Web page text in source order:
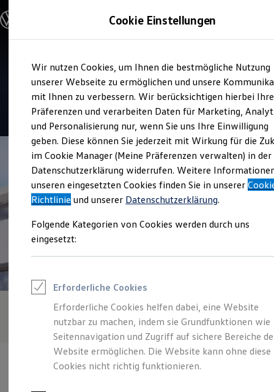
Hauptinhalt
springen
Footer
springen
Modelle und Konfigurator
Modelle vergleichen
Elektroautos
ENERGY Sondermodelle
Nutzfahrzeuge
SUV und CUV
Familienautos
Kombis
Kompaktwagen
Sportwagen
Schnell verfügbare Fahrzeuge
Angebote und Produkte
Aktuelle Angebote
E-Auto-Förderung
Volkswagen Marktplatz
Junge Gebrauchtwagen und Gebrauchtwagen
Volkswagen Zertifizierte Gebrauchtwagen
Zubehör- und Serviceangebote
Leasing
Leasing-Angebote
Gebrauchtwagen Leasing
Junge Gebrauchtwagen-Leasing
Elektroauto Leasing
Kleinwagen-Leasing
Leasing ohne Anzahlung
Finanzierung
Verkauf und Service
Autohaus Am Tannenkamp
4.8| 125 Bewertungen
Cookie Einstellungen
Wir nutzen Cookies, um Ihnen die bestmögliche Nutzung
unserer Webseite zu ermöglichen und unsere
mit Ihnen zu verbessern. Wir berücksichtigen hierbei Ihre
Präferenzen und verarbeiten Daten für Marketing,
und Personalisierung nur, wenn Sie uns Ihre Einwilligung
geben. Diese können Sie jederzeit mit Wirkung für die
im Cookie Manager (Meine Präferenzen verwalten) in der
Datenschutzerklärung widerrufen. Weitere
unseren eingesetzten Cookies finden Sie in unserer
Richtlinie und unserer Datenschutzerklärung.
Folgende Kategorien von Cookies werden durch uns
eingesetzt:
Erforderliche Cookies
Erforderliche Cookies helfen dabei, eine Website
nutzbar zu machen, indem sie Grundfunktionen wie
Seitennavigation und Zugriff auf sichere Bereiche
Website ermöglichen. Die Website kann ohne diese
Cookies nicht richtig funktionieren.